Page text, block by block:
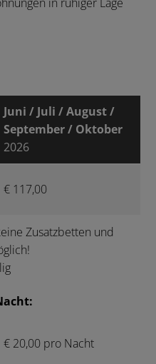
Juni / Juli / August /
September / Oktober
2026
€ 117,00
Zusatzbetten und
€ 20,00 pro Nacht